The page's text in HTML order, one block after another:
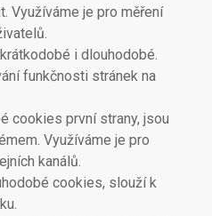
Využíváme je pro měření
i dlouhodobé.
funkčnosti stránek na
cookies první strany, jsou
Využíváme je pro
kanálů.
cookies, slouží k